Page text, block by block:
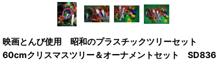
映画とんび使用 昭和のプラスチックツリーセット
60cmクリスマスツリー＆オーナメントセット SD836